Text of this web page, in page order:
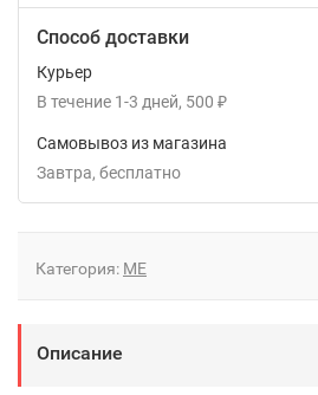
Способ доставки
Курьер
В течение 1-3 дней 500 ₽
Самовывоз из магазина
Завтра
Бесплатно
Категория: ME
Описание